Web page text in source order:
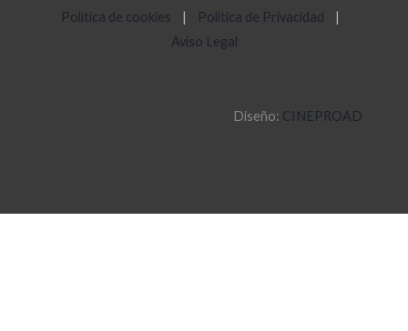
Política de cookies | Política de Privacidad
|
Aviso Legal
Diseño: CINEPROAD